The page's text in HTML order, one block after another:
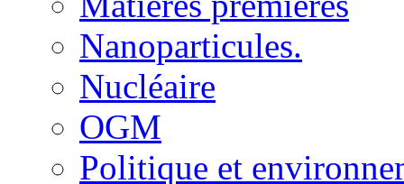
Nanoparticules.
Nucléaire
OGM
Politique et